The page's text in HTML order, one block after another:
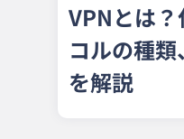
VPNとは
コルの種
を解説